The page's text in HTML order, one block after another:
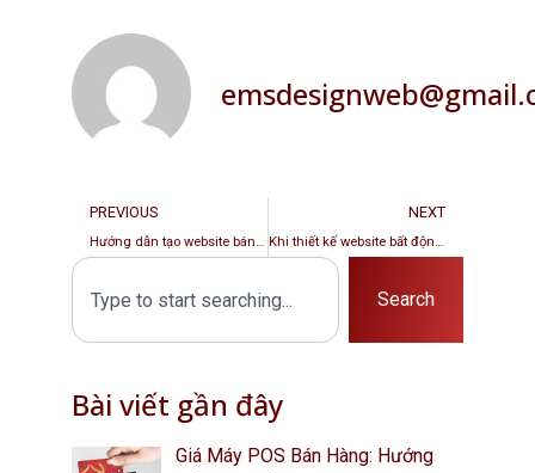
PREVIOUS
Hướng dẫn tạo website bán hàng WordPress và WooCommerce
NEXT
Khi thiết kế website bất động sản cần lưu ý điều gì?
Search
Bài viết gần đây
Giá Máy POS Bán Hàng: Hướng